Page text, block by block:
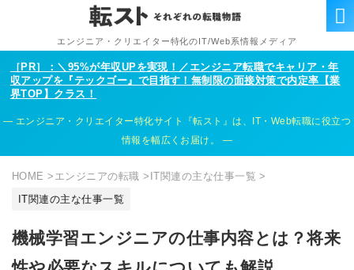
エンジニア・クリエイター特化のIT/Web系情報メディア
［PR］：＼95%が年収UPを実現！／エンジニア転職でキャリア・年
収アップを『テックゴー』で目指す！無制限の面接対策で内定率【業
界TOP】クラス！
エンジニア・クリエイター特化サイト『転スト』は、IT・Web転職に役立つ
情報を幅広くお届け。
HOME > エンジニアの転職 > IT関連の主な仕事一覧 >
IT関連の主な仕事一覧
機械学習エンジニアの仕事内容とは？将来